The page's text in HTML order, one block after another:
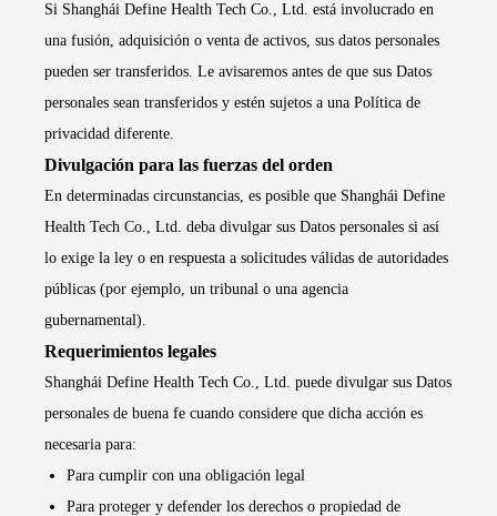
Si Shanghái Define Health Tech Co., Ltd. está involucrado en
una fusión, adquisición o venta de activos, sus datos personales
pueden ser transferidos. Le avisaremos antes de que sus Datos
personales sean transferidos y estén sujetos a una Política de
privacidad diferente.
Divulgación para las fuerzas del orden
En determinadas circunstancias, es posible que Shanghái Define
Health Tech Co., Ltd. deba divulgar sus Datos personales si así
lo exige la ley o en respuesta a solicitudes válidas de autoridades
públicas (por ejemplo, un tribunal o una agencia
gubernamental).
Requerimientos legales
Shanghái Define Health Tech Co., Ltd. puede divulgar sus Datos
personales de buena fe cuando considere que dicha acción es
necesaria para:
Para cumplir con una obligación legal
Para proteger y defender los derechos o propiedad de